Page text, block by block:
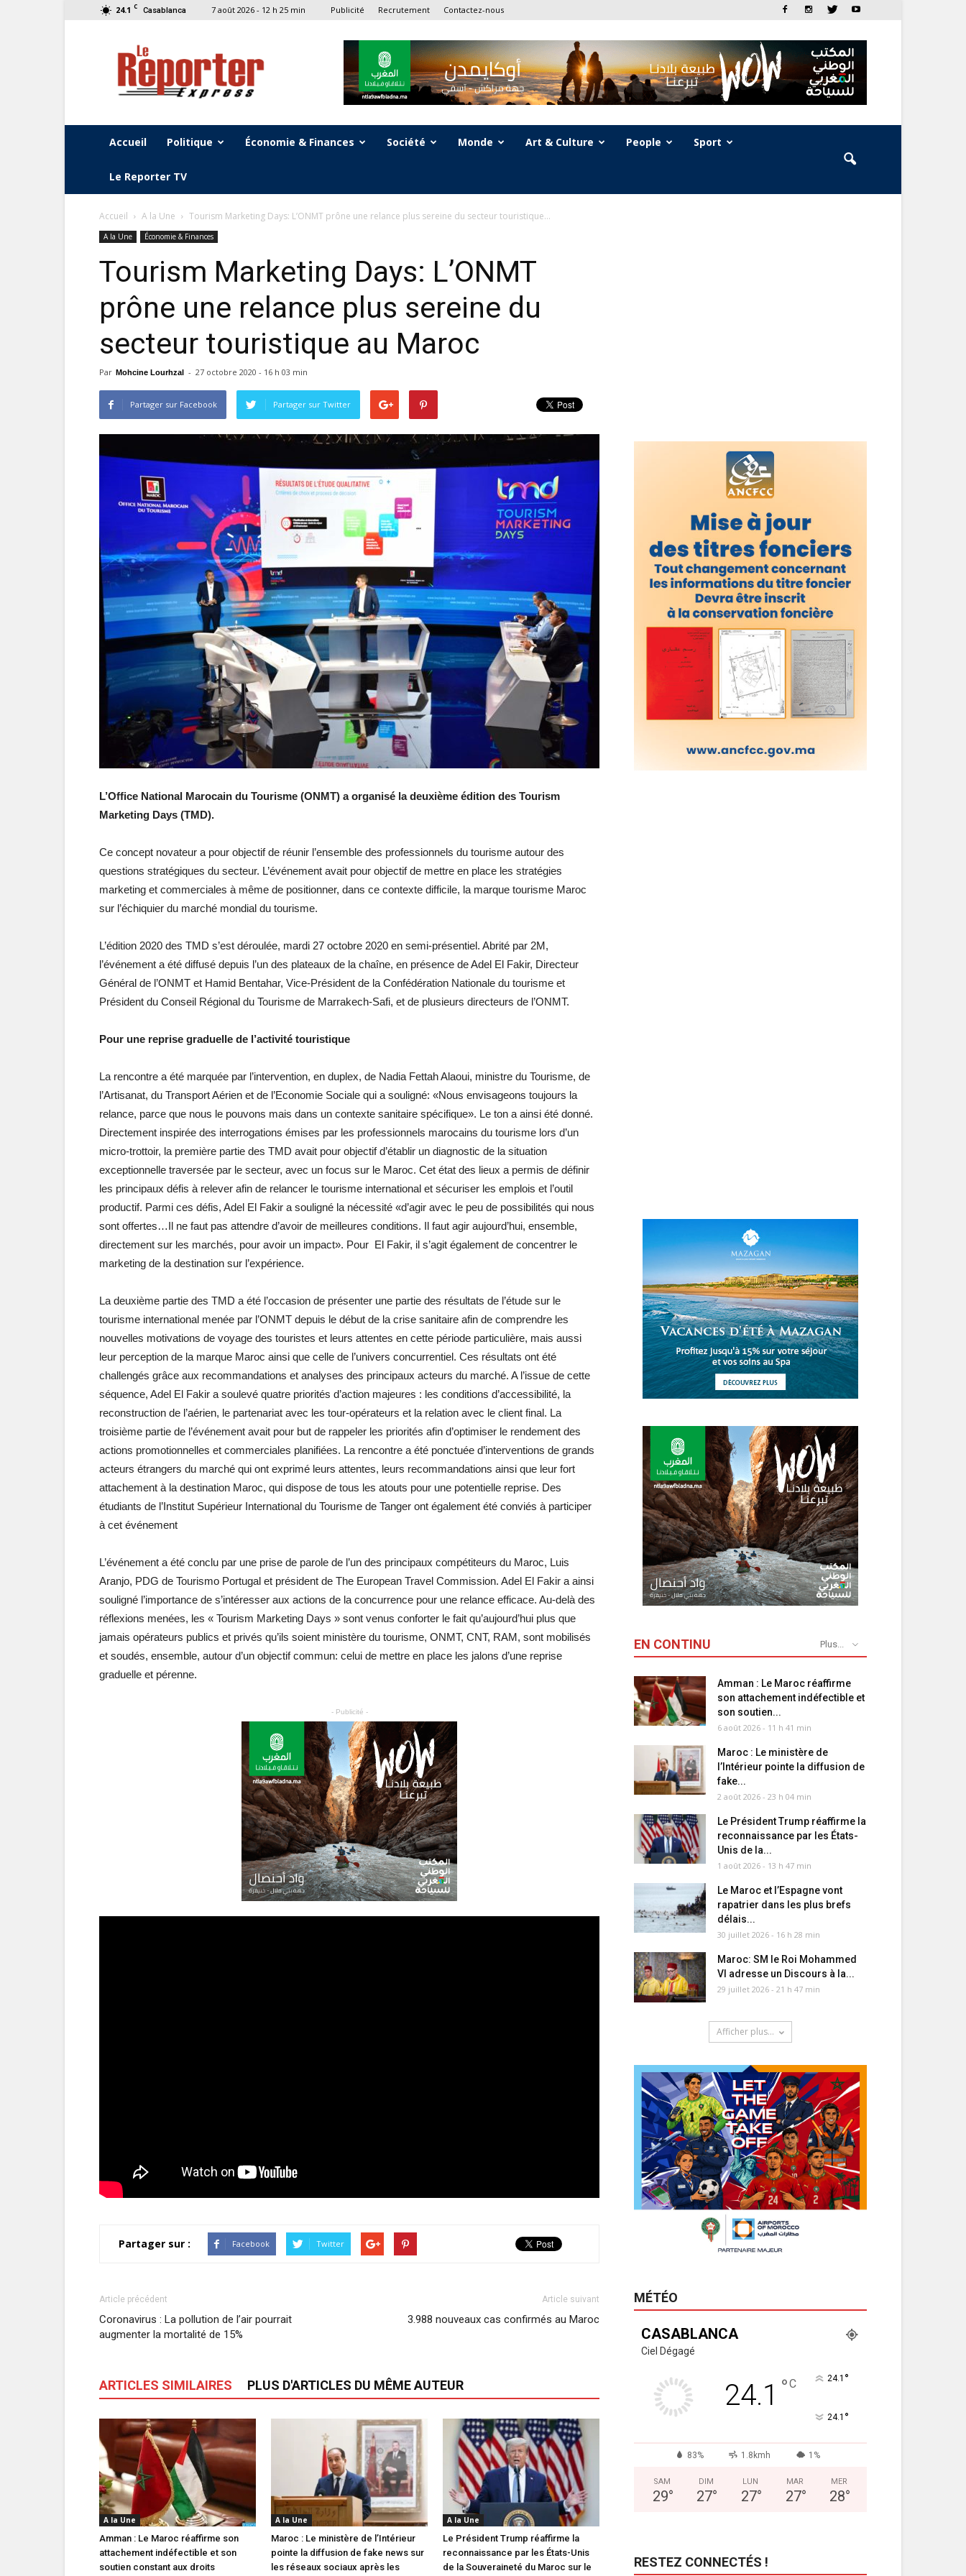
24.1 C Casablanca 7 août 2026 - 12 h 25 min Publicité Recrutement Contactez-nous
Le
Reporter
Express
Accueil Politique Économie & Finances Société Monde Art & Culture People Sport
Le Reporter TV
Accueil A la Une Tourism Marketing Days: L’ONMT prône une relance plus sereine du secteur touristique...
A la Une Économie & Finances
Tourism Marketing Days: L’ONMT
prône une relance plus sereine du
secteur touristique au Maroc
Par Mohcine Lourhzal - 27 octobre 2020 - 16 h 03 min
Partager sur Facebook Partager sur Twitter
L’Office National Marocain du Tourisme (ONMT) a organisé la deuxième édition des Tourism
Marketing Days (TMD).
Ce concept novateur a pour objectif de réunir l’ensemble des professionnels du tourisme autour des
questions stratégiques du secteur. L’événement avait pour objectif de mettre en place les stratégies
marketing et commerciales à même de positionner, dans ce contexte difficile, la marque tourisme Maroc
sur l’échiquier du marché mondial du tourisme.
L’édition 2020 des TMD s’est déroulée, mardi 27 octobre 2020 en semi-présentiel. Abrité par 2M,
l’événement a été diffusé depuis l’un des plateaux de la chaîne, en présence de Adel El Fakir, Directeur
Général de l’ONMT et Hamid Bentahar, Vice-Président de la Confédération Nationale du tourisme et
Président du Conseil Régional du Tourisme de Marrakech-Safi, et de plusieurs directeurs de l’ONMT.
Pour une reprise graduelle de l’activité touristique
La rencontre a été marquée par l’intervention, en duplex, de Nadia Fettah Alaoui, ministre du Tourisme, de
l’Artisanat, du Transport Aérien et de l’Economie Sociale qui a souligné: «Nous envisageons toujours la
relance, parce que nous le pouvons mais dans un contexte sanitaire spécifique». Le ton a ainsi été donné.
Directement inspirée des interrogations émises par les professionnels marocains du tourisme lors d’un
micro-trottoir, la première partie des TMD avait pour objectif d’établir un diagnostic de la situation
exceptionnelle traversée par le secteur, avec un focus sur le Maroc. Cet état des lieux a permis de définir
les principaux défis à relever afin de relancer le tourisme international et sécuriser les emplois et l’outil
productif. Parmi ces défis, Adel El Fakir a souligné la nécessité «d’agir avec le peu de possibilités qui nous
sont offertes…Il ne faut pas attendre d’avoir de meilleures conditions. Il faut agir aujourd’hui, ensemble,
directement sur les marchés, pour avoir un impact». Pour El Fakir, il s’agit également de concentrer le
marketing de la destination sur l’expérience.
La deuxième partie des TMD a été l’occasion de présenter une partie des résultats de l’étude sur le
tourisme international menée par l’ONMT depuis le début de la crise sanitaire afin de comprendre les
nouvelles motivations de voyage des touristes et leurs attentes en cette période particulière, mais aussi
leur perception de la marque Maroc ainsi que celle de l’univers concurrentiel. Ces résultats ont été
challengés grâce aux recommandations et analyses des principaux acteurs du marché. A l’issue de cette
séquence, Adel El Fakir a soulevé quatre priorités d’action majeures : les conditions d’accessibilité, la
reconstruction de l’aérien, le partenariat avec les tour-opérateurs et la relation avec le client final. La
troisième partie de l’événement avait pour but de rappeler les priorités afin d’optimiser le rendement des
actions promotionnelles et commerciales planifiées. La rencontre a été ponctuée d’interventions de grands
acteurs étrangers du marché qui ont exprimé leurs attentes, leurs recommandations ainsi que leur fort
attachement à la destination Maroc, qui dispose de tous les atouts pour une potentielle reprise. Des
étudiants de l’Institut Supérieur International du Tourisme de Tanger ont également été conviés à participer
à cet événement
L’événement a été conclu par une prise de parole de l’un des principaux compétiteurs du Maroc, Luis
Aranjo, PDG de Tourismo Portugal et président de The European Travel Commission. Adel El Fakir a ainsi
souligné l’importance de s’intéresser aux actions de la concurrence pour une relance efficace. Au-delà des
réflexions menées, les « Tourism Marketing Days » sont venus conforter le fait qu’aujourd’hui plus que
jamais opérateurs publics et privés qu’ils soient ministère du tourisme, ONMT, CNT, RAM, sont mobilisés
et soudés, ensemble, autour d’un objectif commun: celui de mettre en place les jalons d’une reprise
graduelle et pérenne.
- Publicité -
Partager sur : Facebook Twitter
Article précédent
Coronavirus : La pollution de l’air pourrait
augmenter la mortalité de 15%
Article suivant
3.988 nouveaux cas confirmés au Maroc
ARTICLES SIMILAIRES PLUS D'ARTICLES DU MÊME AUTEUR
A la Une
Amman : Le Maroc réaffirme son
attachement indéfectible et son
soutien constant aux droits
A la Une
Maroc : Le ministère de l’Intérieur
pointe la diffusion de fake news sur
les réseaux sociaux après les
A la Une
Le Président Trump réaffirme la
reconnaissance par les États-Unis
de la Souveraineté du Maroc sur le
EN CONTINU Plus...
Amman : Le Maroc réaffirme
son attachement indéfectible et
son soutien...
6 août 2026 - 11 h 41 min
Maroc : Le ministère de
l’Intérieur pointe la diffusion de
fake...
2 août 2026 - 23 h 04 min
Le Président Trump réaffirme la
reconnaissance par les États-
Unis de la...
1 août 2026 - 13 h 47 min
Le Maroc et l’Espagne vont
rapatrier dans les plus brefs
délais...
30 juillet 2026 - 16 h 28 min
Maroc: SM le Roi Mohammed
VI adresse un Discours à la...
29 juillet 2026 - 21 h 47 min
Afficher plus...
MÉTÉO
CASABLANCA
Ciel Dégagé
24.1 °C 24.1 °
24.1 °
83% 1.8kmh 1%
SAM
29°
DIM
27°
LUN
27°
MAR
27°
MER
28°
RESTEZ CONNECTÉS !